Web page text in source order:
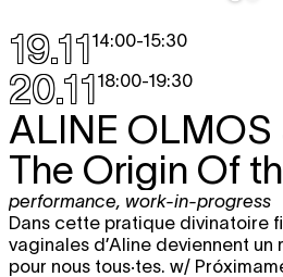
19.1114:00-15:30
20.1118:00-19:30
ALINE OLMOS
The Origin Of
performance, work-in-progress
Dans cette pratique divinatoire
vaginales d’Aline deviennent
pour nous tous·tes. w/